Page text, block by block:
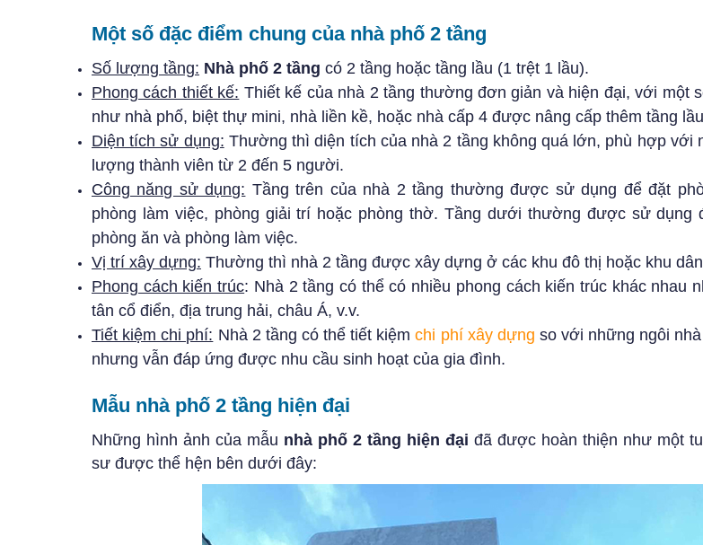
Một số đặc điểm chung của nhà phố 2 tầng
Số lượng tầng: Nhà phố 2 tầng có 2 tầng hoặc tầng lầu (1 trệt 1 lầu).
Phong cách thiết kế: Thiết kế của nhà 2 tầng thường đơn giản và hiện đại, với một
như nhà phố, biệt thự mini, nhà liền kề, hoặc nhà cấp 4 được nâng cấp thêm tầng
Diện tích sử dụng: Thường thì diện tích của nhà 2 tầng không quá lớn, phù hợp với
lượng thành viên từ 2 đến 5 người.
Công năng sử dụng: Tầng trên của nhà 2 tầng thường được sử dụng để đặt
phòng làm việc, phòng giải trí hoặc phòng thờ. Tầng dưới thường được sử dụng
phòng ăn và phòng làm việc.
Vị trí xây dựng: Thường thì nhà 2 tầng được xây dựng ở các khu đô thị hoặc khu
Phong cách kiến trúc: Nhà 2 tầng có thể có nhiều phong cách kiến trúc khác nhau
tân cổ điển, địa trung hải, châu Á, v.v.
Tiết kiệm chi phí: Nhà 2 tầng có thể tiết kiệmchi phí xây dựng so với những ngôi
nhưng vẫn đáp ứng được nhu cầu sinh hoạt của gia đình.
Mẫu nhà phố 2 tầng hiện đại
Những hình ảnh của mẫu nhà phố 2 tầng hiện đại đã được hoàn thiện như một
sư được thể hện bên dưới đây: